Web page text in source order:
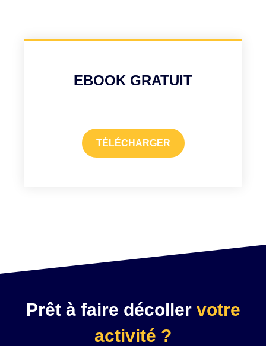
EBOOK GRATUIT
TÉLÉCHARGER
Prêt à faire décoller votre
activité ?